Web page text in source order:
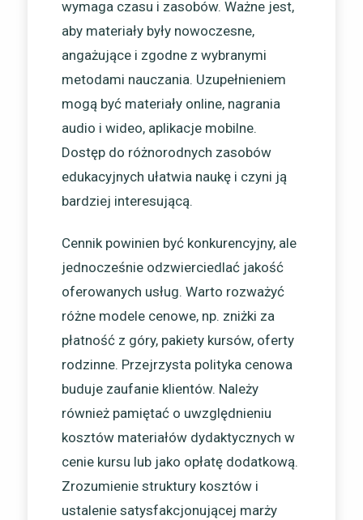
wymaga czasu i zasobów. Ważne jest,
aby materiały były nowoczesne,
angażujące i zgodne z wybranymi
metodami nauczania. Uzupełnieniem
mogą być materiały online, nagrania
audio i wideo, aplikacje mobilne.
Dostęp do różnorodnych zasobów
edukacyjnych ułatwia naukę i czyni ją
bardziej interesującą.
Cennik powinien być konkurencyjny, ale
jednocześnie odzwierciedlać jakość
oferowanych usług. Warto rozważyć
różne modele cenowe, np. zniżki za
płatność z góry, pakiety kursów, oferty
rodzinne. Przejrzysta polityka cenowa
buduje zaufanie klientów. Należy
również pamiętać o uwzględnieniu
kosztów materiałów dydaktycznych w
cenie kursu lub jako opłatę dodatkową.
Zrozumienie struktury kosztów i
ustalenie satysfakcjonującej marży